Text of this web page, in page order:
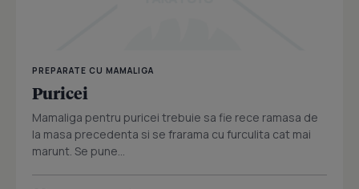
PREPARATE CU MAMALIGA
Puricei
Mamaliga pentru puricei trebuie sa fie rece ramasa de
la masa precedenta si se frarama cu furculita cat mai
marunt. Se pune...